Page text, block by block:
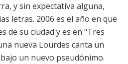
y sin expectativa alguna,
letras. 2006 es el año en que
de su ciudad y es en "Tres
nueva Lourdes canta un
un nuevo pseudónimo.